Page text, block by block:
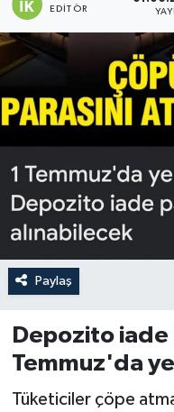
EDITÖR
Paylaş
Depozito iade
Temmuz'da
Tüketiciler çöpe